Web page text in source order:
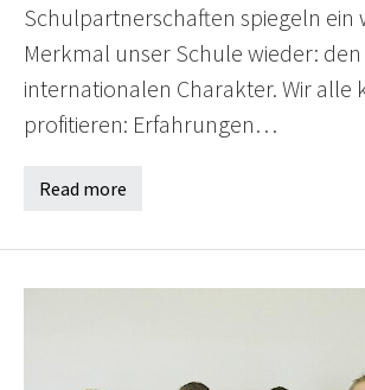
Schulpartnerschaften spiegeln ein
Merkmal unser Schule wieder: den
internationalen Charakter. Wir alle
profitieren: Erfahrungen…
Read more